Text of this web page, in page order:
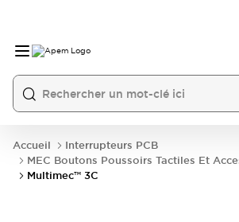
Accueil
Interrupteurs PCB
MEC Boutons Poussoirs Tactiles Et
Multimec™ 3C